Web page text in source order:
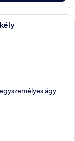
szállodai szoba,
ágy